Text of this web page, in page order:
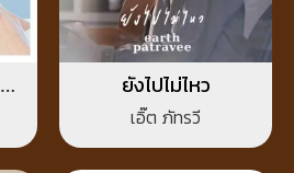
ยังไปไม่ไหว
เอิ๊ต ภัทรวี